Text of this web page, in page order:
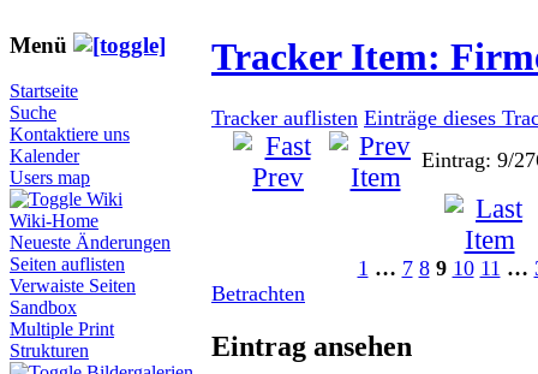
Menü
Startseite
Suche
Kontaktiere uns
Kalender
Users map
Wiki
Wiki-Home
Neueste Änderungen
Seiten auflisten
Verwaiste Seiten
Sandbox
Multiple Print
Strukturen
Tracker Item:
Tracker auflisten Einträge dieses
Eintrag: 9/
1 … 7 8 9 10 11 …
Betrachten
Eintrag ansehen